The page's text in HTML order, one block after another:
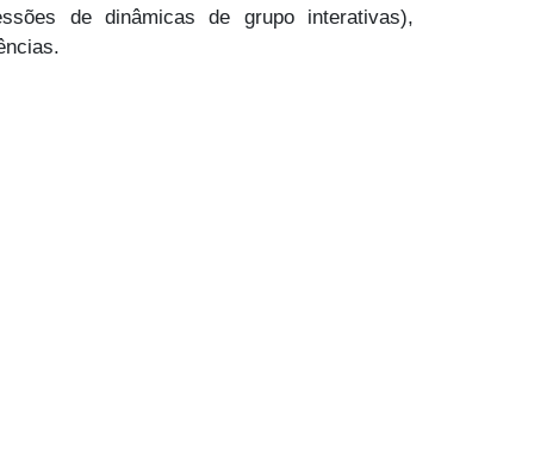
de dinâmicas de grupo interativas),